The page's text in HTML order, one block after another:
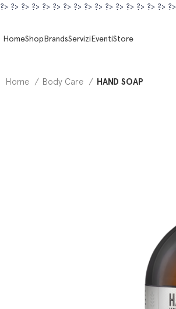
?> ?> ?> ?> ?> ?> ?> ?> ?> ?> ?> ?> ?> ?> ?> ?> ?>
HomeShopBrandsServiziEventiStore
Home Body Care HAND SOAP